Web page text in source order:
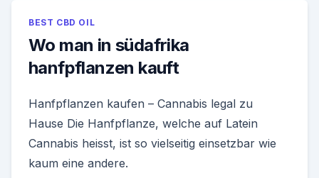
BEST CBD OIL
Wo man in südafrika
hanfpflanzen kauft
Hanfpflanzen kaufen – Cannabis legal zu
Hause Die Hanfpflanze, welche auf Latein
Cannabis heisst, ist so vielseitig einsetzbar wie
kaum eine andere.